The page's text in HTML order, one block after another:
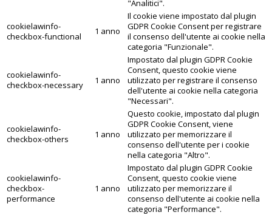
"Analitici".
cookielawinfo-
checkbox-functional
1 anno
Il cookie viene impostato dal plugin
GDPR Cookie Consent per registrare
il consenso dell'utente ai cookie nella
categoria "Funzionale".
cookielawinfo-
checkbox-necessary
1 anno
Impostato dal plugin GDPR Cookie
Consent, questo cookie viene
utilizzato per registrare il consenso
dell'utente ai cookie nella categoria
"Necessari".
cookielawinfo-
checkbox-others
1 anno
Questo cookie, impostato dal plugin
GDPR Cookie Consent, viene
utilizzato per memorizzare il
consenso dell'utente per i cookie
nella categoria "Altro".
cookielawinfo-
checkbox-
performance
1 anno
Impostato dal plugin GDPR Cookie
Consent, questo cookie viene
utilizzato per memorizzare il
consenso dell'utente ai cookie nella
categoria "Performance".